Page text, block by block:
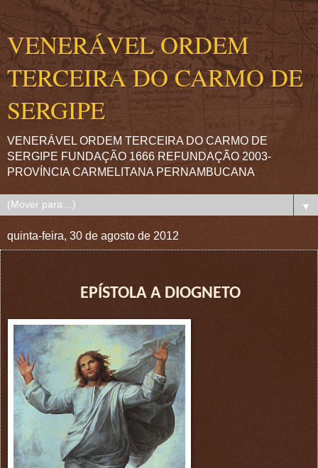
VENERÁVEL ORDEM
TERCEIRA DO CARMO DE
SERGIPE
VENERÁVEL ORDEM TERCEIRA DO CARMO DE
SERGIPE FUNDAÇÃO 1666 REFUNDAÇÃO 2003-
PROVÍNCIA CARMELITANA PERNAMBUCANA
▼
quinta-feira, 30 de agosto de 2012
EPÍSTOLA A DIOGNETO